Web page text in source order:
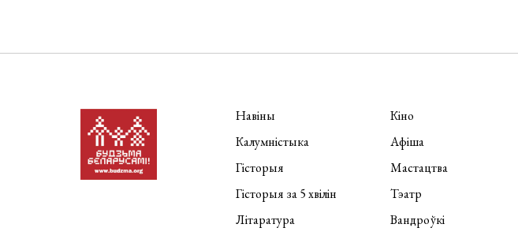
Навіны
Калумністыка
Гісторыя
Гісторыя за 5 хвілін
Літаратура
Кіно
Афіша
Мастацтва
Тэатр
Вандроўкі